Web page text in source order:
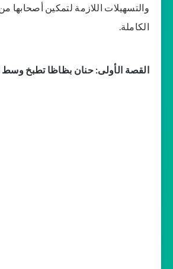
والتسهيلات اللازمة لتمكين أصحابها
الكاملة.
القصة الأولى: حنان بظاظا تطبخ وسط